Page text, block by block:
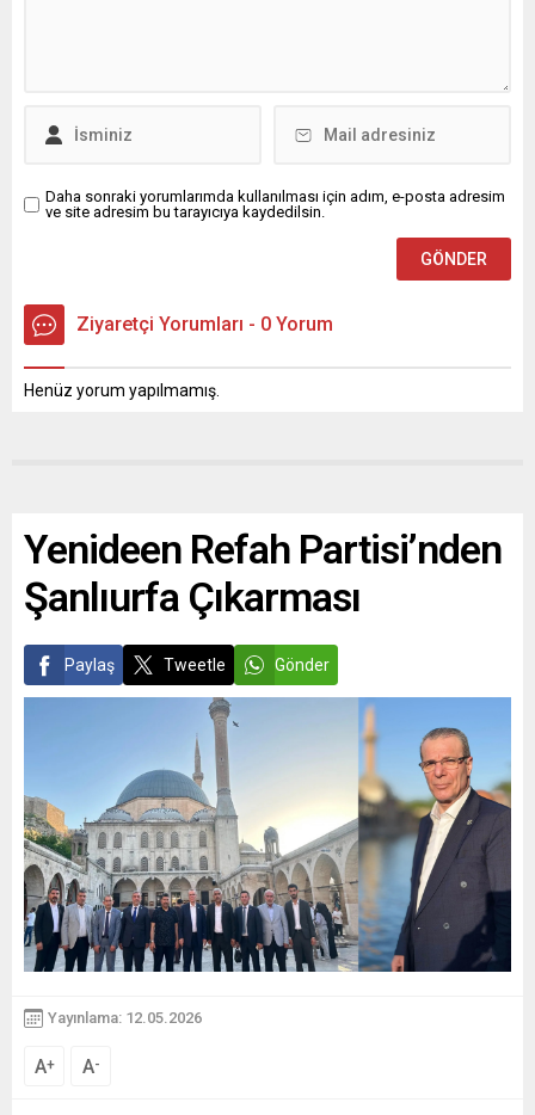
Daha sonraki yorumlarımda kullanılması için adım, e-posta adresim
ve site adresim bu tarayıcıya kaydedilsin.
Ziyaretçi Yorumları - 0 Yorum
Henüz yorum yapılmamış.
Yenideen Refah Partisi’nden
Şanlıurfa Çıkarması
Paylaş Tweetle Gönder
Yayınlama: 12.05.2026
A+ A-